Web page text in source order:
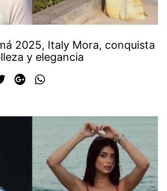
2025, Italy Mora, conquista
y elegancia